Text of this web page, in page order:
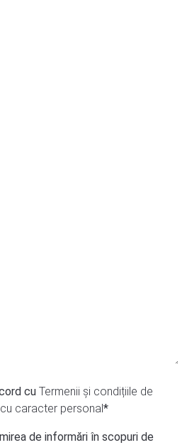
cu Termenii și condițiile de
caracter personal*
de informări în scopuri de